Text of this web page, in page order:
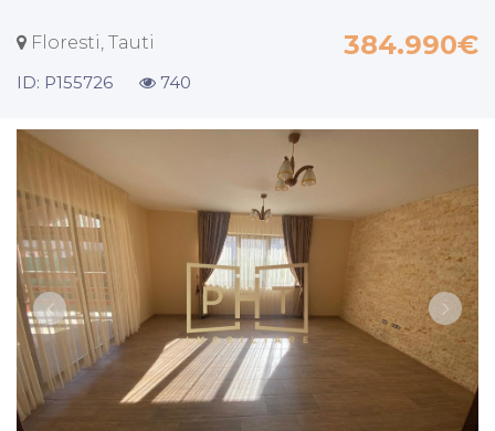
Floresti, Tauti 384.990€
ID: P155726 740